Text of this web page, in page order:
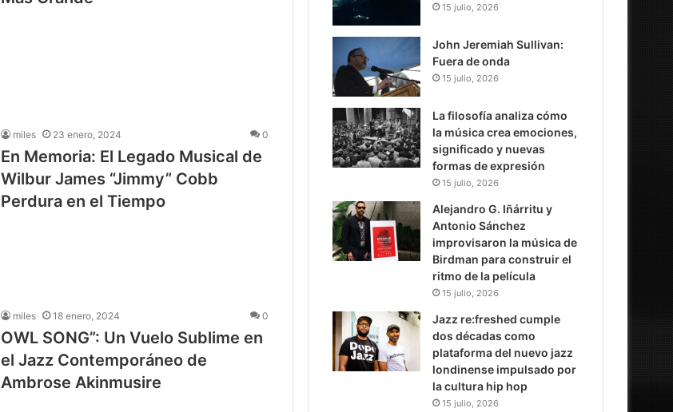
miles 23 enero, 2024 0
En Memoria: El Legado Musical de
Wilbur James “Jimmy” Cobb
Perdura en el Tiempo
miles 18 enero, 2024 0
OWL SONG”: Un Vuelo Sublime en
el Jazz Contemporáneo de
Ambrose Akinmusire
15 julio, 2026
John Jeremiah Sullivan:
Fuera de onda
15 julio, 2026
La filosofía analiza cómo
la música crea emociones,
significado y nuevas
formas de expresión
15 julio, 2026
Alejandro G. Iñárritu y
Antonio Sánchez
improvisaron la música de
Birdman para construir el
ritmo de la película
15 julio, 2026
Jazz re:freshed cumple
dos décadas como
plataforma del nuevo jazz
londinense impulsado por
la cultura hip hop
15 julio, 2026